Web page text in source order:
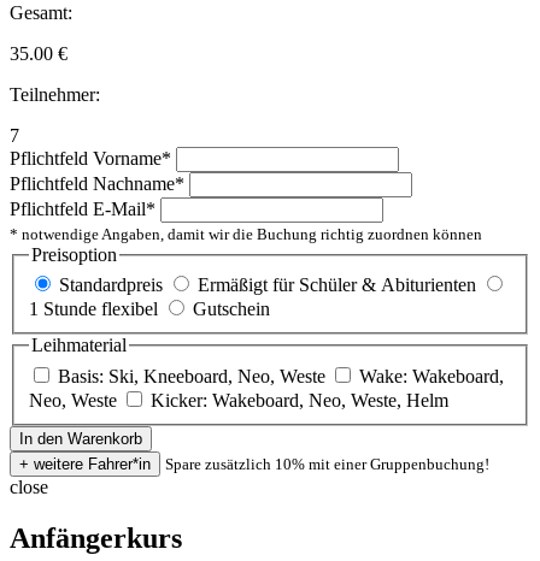
Gesamt:
35.00 €
Teilnehmer:
7
Pflichtfeld Vorname*
Pflichtfeld Nachname*
Pflichtfeld E-Mail*
* notwendige Angaben, damit wir die Buchung richtig zuordnen können
Preisoption
Standardpreis
Ermäßigt für Schüler & Abiturienten
1 Stunde flexibel
Gutschein
Leihmaterial
Basis: Ski, Kneeboard, Neo, Weste
Wake: Wakeboard,
Neo, Weste
Kicker: Wakeboard, Neo, Weste, Helm
Spare zusätzlich 10% mit einer Gruppenbuchung!
close
Anfängerkurs